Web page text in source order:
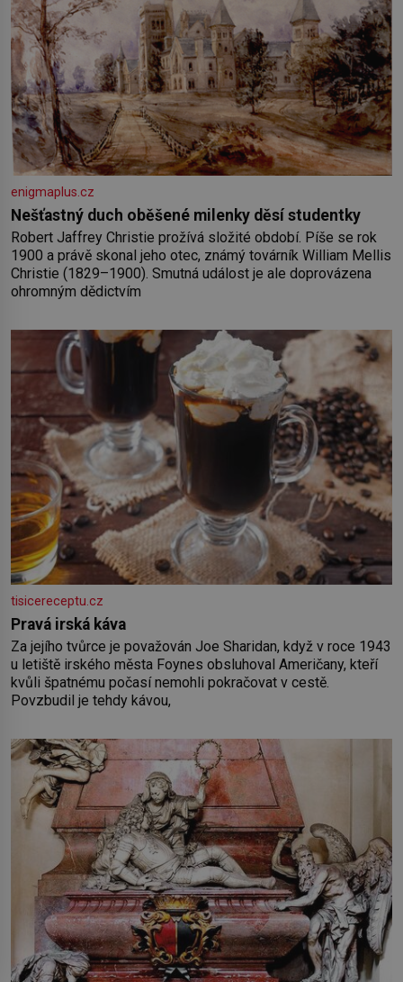
enigmaplus.cz
Nešťastný duch oběšené milenky děsí studentky
Robert Jaffrey Christie prožívá složité období. Píše se rok
1900 a právě skonal jeho otec, známý továrník William Mellis
Christie (1829–1900). Smutná událost je ale doprovázena
ohromným dědictvím
tisicereceptu.cz
Pravá irská káva
Za jejího tvůrce je považován Joe Sharidan, když v roce 1943
u letiště irského města Foynes obsluhoval Američany, kteří
kvůli špatnému počasí nemohli pokračovat v cestě.
Povzbudil je tehdy kávou,